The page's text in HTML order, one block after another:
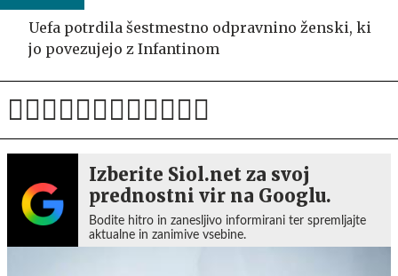
Uefa potrdila šestmestno odpravnino ženski, ki
jo povezujejo z Infantinom
Izberite Siol.net za svoj
prednostni vir na Googlu.
Bodite hitro in zanesljivo informirani ter spremljajte
aktualne in zanimive vsebine.